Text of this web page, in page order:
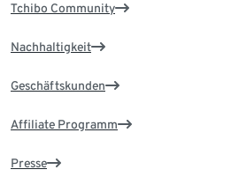
Tchibo Community
Nachhaltigkeit
Geschäftskunden
Affiliate Programm
Presse